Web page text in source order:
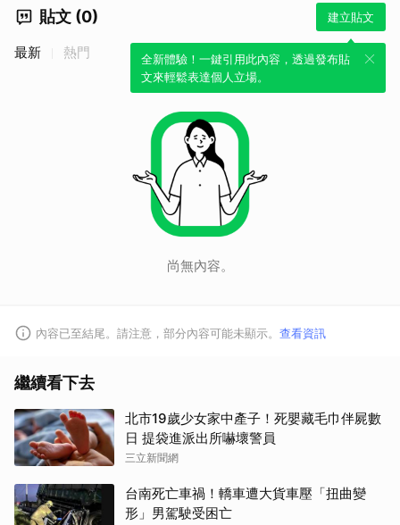
貼文 (0) 建立貼文
全新體驗！一鍵引用此內容，透過發布貼
文來輕鬆表達個人立場。
最新 熱門
尚無內容。
內容已至結尾。請注意，部分內容可能未顯示。 查看資訊
繼續看下去
北市19歲少女家中產子！死嬰藏毛巾伴屍數
日 提袋進派出所嚇壞警員
三立新聞網
台南死亡車禍！轎車遭大貨車壓「扭曲變
形」男駕駛受困亡